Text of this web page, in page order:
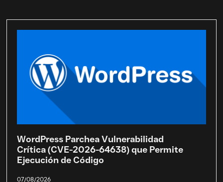
WordPress Parchea Vulnerabilidad
Crítica (CVE-2026-64638) que Permite
Ejecución de Código
07/08/2026